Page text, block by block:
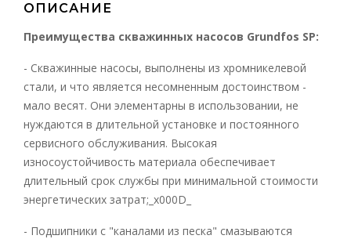
ОПИСАНИЕ
Преимущества скважинных насосов Grundfos SP:
- Скважинные насосы, выполнены из хромникелевой
стали, и что является несомненным достоинством -
мало весят. Они элементарны в использовании, не
нуждаются в длительной установке и постоянного
сервисного обслуживания. Высокая
износоустойчивость материала обеспечивает
длительный срок службы при минимальной стоимости
энергетических затрат;_x000D_
- Подшипники с "каналами из песка" смазываются